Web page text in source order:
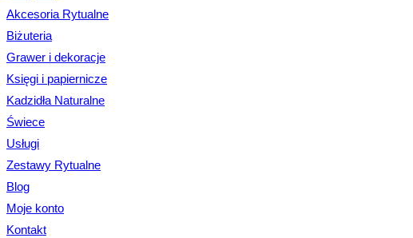
Akcesoria Rytualne
Biżuteria
Grawer i dekoracje
Księgi i papiernicze
Kadzidła Naturalne
Świece
Usługi
Zestawy Rytualne
Blog
Moje konto
Kontakt